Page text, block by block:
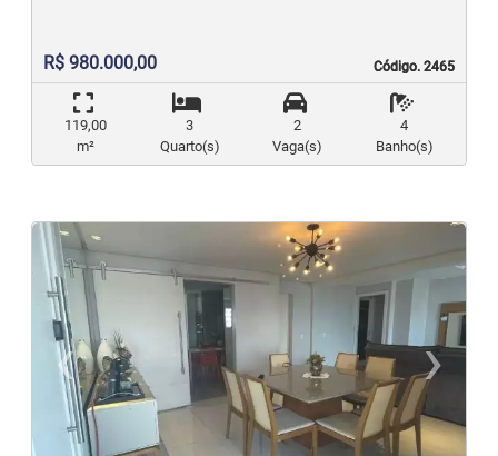
Código. 2465
Código. 2465
R$ 980.000,00
119,00
m²
3
Quarto(s)
2
Vaga(s)
4
Banho(s)
‹
Previous
›